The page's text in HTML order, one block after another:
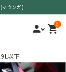
マウンガ)
person 0
shopping_cart
以下